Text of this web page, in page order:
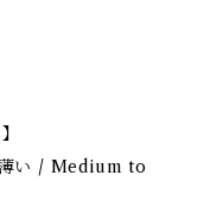
い / Medium to